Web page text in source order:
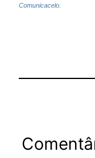
Comunicacelo.